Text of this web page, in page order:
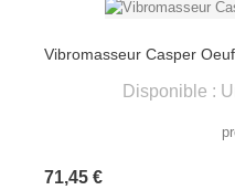
Vibromasseur Casper
Disponible :
71,45 €Prix